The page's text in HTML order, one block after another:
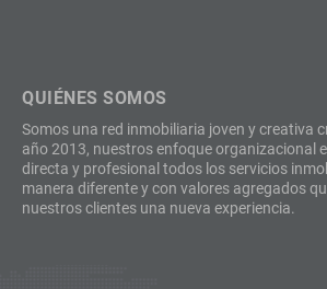
QUIÉNES SOMOS
Somos una red inmobiliaria joven y creativa
año 2013, nuestros enfoque organizacional
directa y profesional todos los servicios
manera diferente y con valores agregados
nuestros clientes una nueva experiencia.